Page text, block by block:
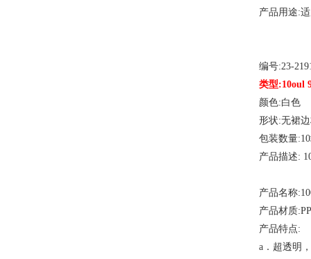
产品用途:
编号:23-
类型:10oul
颜色:白色
形状:无裙
包装数量
产品描述:
产品名称
产品材质:PP
产品特点:
a．超透明